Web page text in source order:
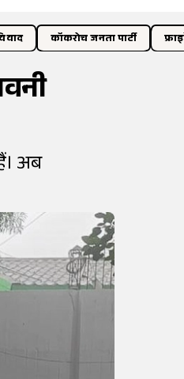
कॉकरोच जनता पार्टी
अब